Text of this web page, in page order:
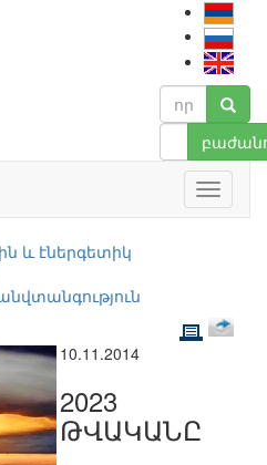
և էներգետիկ
10.11.2014
2023
ԹՎԱԿԱՆԸ